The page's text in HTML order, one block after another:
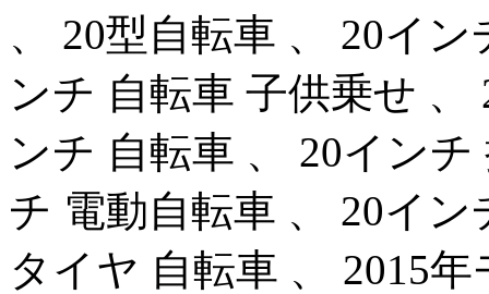
、 20型自転車 、 20イ
ンチ 自転車 子供乗せ
ンチ 自転車 、 20イン
チ 電動自転車 、 20イ
タイヤ 自転車 、 2015